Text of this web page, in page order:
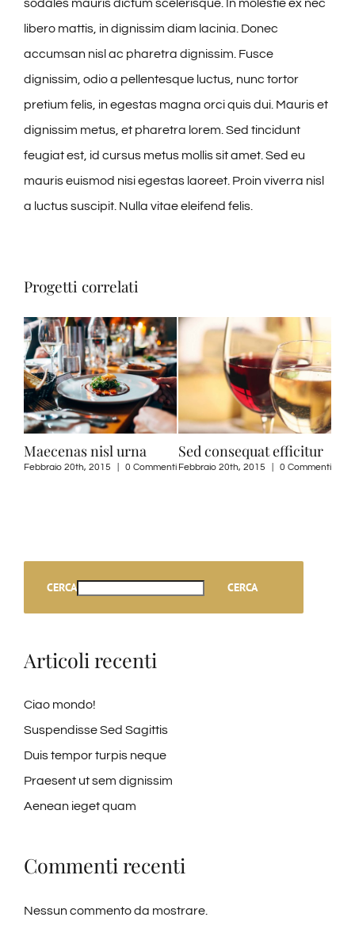
sodales mauris dictum scelerisque. In molestie ex nec
libero mattis, in dignissim diam lacinia. Donec
accumsan nisl ac pharetra dignissim. Fusce
dignissim, odio a pellentesque luctus, nunc tortor
pretium felis, in egestas magna orci quis dui. Mauris et
dignissim metus, et pharetra lorem. Sed tincidunt
feugiat est, id cursus metus mollis sit amet. Sed eu
mauris euismod nisi egestas laoreet. Proin viverra nisl
a luctus suscipit. Nulla vitae eleifend felis.
Progetti correlati
efficitur
2015 | 0 Commenti
Proin eget mi tortor
Febbraio 20th, 2015 | 0 Commenti
Neque porro
Maggio 21st, 2015
CERCA CERCA
Articoli recenti
Ciao mondo!
Suspendisse Sed Sagittis
Duis tempor turpis neque
Praesent ut sem dignissim
Aenean ieget quam
Commenti recenti
Nessun commento da mostrare.